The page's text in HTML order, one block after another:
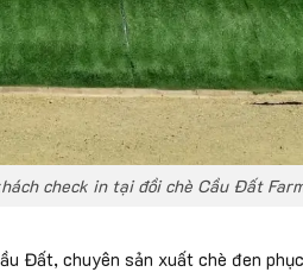
check in tại đồi chè Cầu Đất
Đất, chuyên sản xuất chè đen